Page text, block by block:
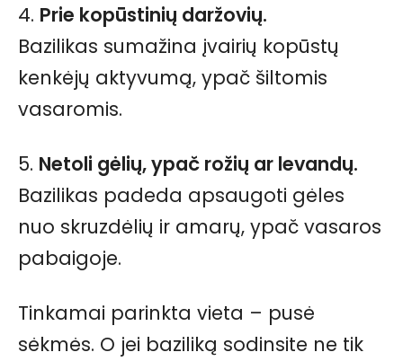
4. Prie kopūstinių daržovių.
Bazilikas sumažina įvairių kopūstų
kenkėjų aktyvumą, ypač šiltomis
vasaromis.
5. Netoli gėlių, ypač rožių ar levandų.
Bazilikas padeda apsaugoti gėles
nuo skruzdėlių ir amarų, ypač vasaros
pabaigoje.
Tinkamai parinkta vieta – pusė
sėkmės. O jei baziliką sodinsite ne tik